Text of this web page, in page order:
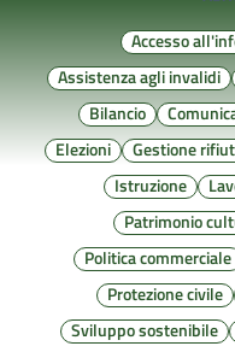
Accesso
Assistenza agli invalidi
Bilancio
Elezioni
Gestione
Istruzione
Patrimonio
Politica commerciale
Protezione civile
Sviluppo sostenibile